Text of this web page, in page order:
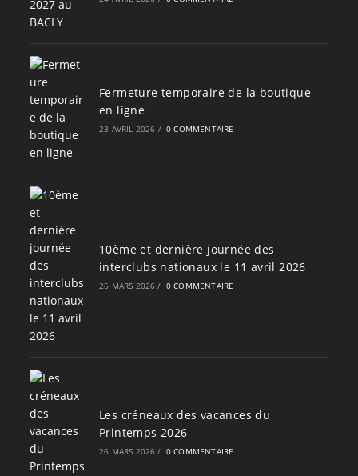
Fermeture temporaire de la boutique
en ligne
23 AVRIL 2026 / 0 COMMENTAIRE
10ème et dernière journée des
interclubs nationaux le 11 avril 2026
26 MARS 2026 / 0 COMMENTAIRE
Les créneaux des vacances du
Printemps 2026
26 MARS 2026 / 0 COMMENTAIRE